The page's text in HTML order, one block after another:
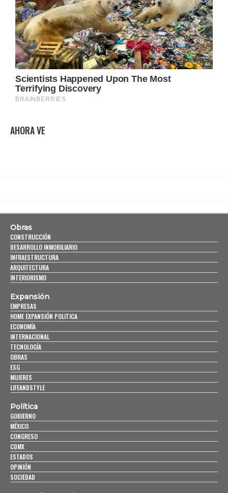
AHORA VE
Obras
CONSTRUCCIÓN
DESARROLLO INMOBILIARIO
INFRAESTRUCTURA
ARQUITECTURA
INTERIORISMO
Expansión
EMPRESAS
HOME EXPANSIÓN POLITICA
ECONOMÍA
INTERNACIONAL
TECNOLOGÍA
OBRAS
ESG
MUJERES
LIFEANDSTYLE
Política
GOBIERNO
MÉXICO
CONGRESO
CDMX
ESTADOS
OPINIÓN
SOCIEDAD